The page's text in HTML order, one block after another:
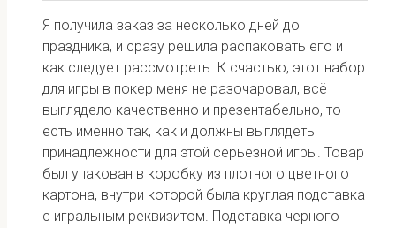
Я получила заказ за несколько дней до
праздника, и сразу решила распаковать его и
как следует рассмотреть. К счастью, этот набор
для игры в покер меня не разочаровал, всё
выглядело качественно и презентабельно, то
есть именно так, как и должны выглядеть
принадлежности для этой серьезной игры. Товар
был упакован в коробку из плотного цветного
картона, внутри которой была круглая подставка
с игральным реквизитом. Подставка черного